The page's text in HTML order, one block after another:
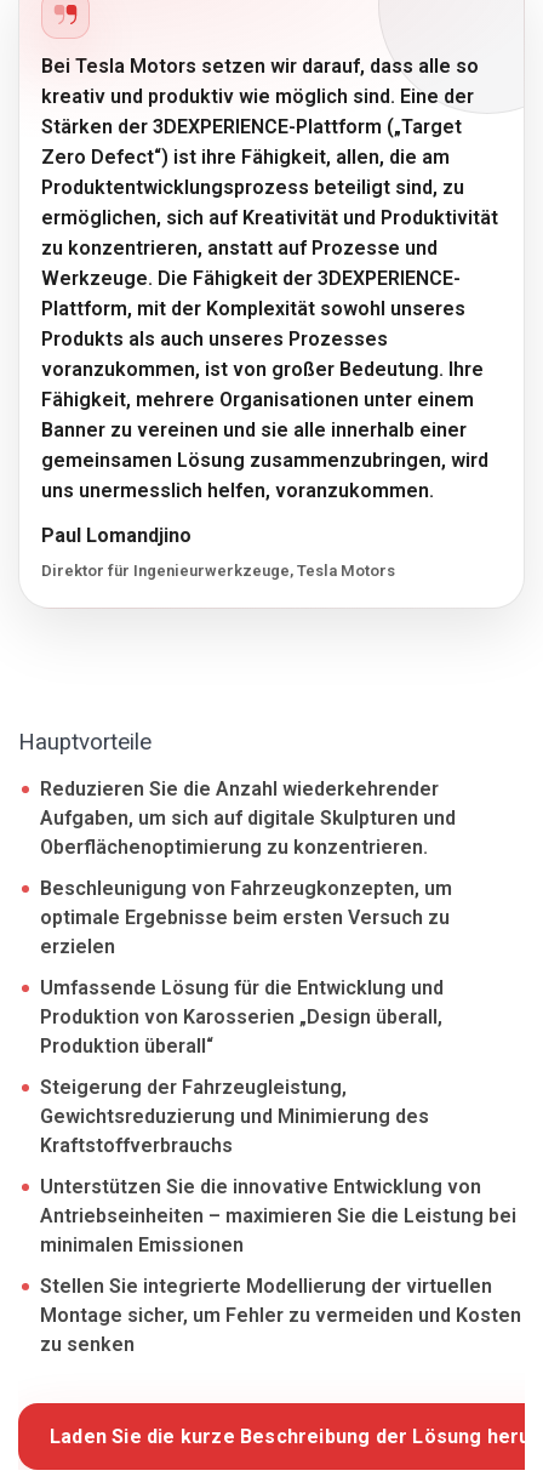
Bei Tesla Motors setzen wir darauf, dass alle so
kreativ und produktiv wie möglich sind. Eine der
Stärken der 3DEXPERIENCE-Plattform („Target
Zero Defect“) ist ihre Fähigkeit, allen, die am
Produktentwicklungsprozess beteiligt sind, zu
ermöglichen, sich auf Kreativität und Produktivität
zu konzentrieren, anstatt auf Prozesse und
Werkzeuge. Die Fähigkeit der 3DEXPERIENCE-
Plattform, mit der Komplexität sowohl unseres
Produkts als auch unseres Prozesses
voranzukommen, ist von großer Bedeutung. Ihre
Fähigkeit, mehrere Organisationen unter einem
Banner zu vereinen und sie alle innerhalb einer
gemeinsamen Lösung zusammenzubringen, wird
uns unermesslich helfen, voranzukommen.
Paul Lomandjino
Direktor für Ingenieurwerkzeuge, Tesla Motors
Hauptvorteile
Reduzieren Sie die Anzahl wiederkehrender
Aufgaben, um sich auf digitale Skulpturen und
Oberflächenoptimierung zu konzentrieren.
Beschleunigung von Fahrzeugkonzepten, um
optimale Ergebnisse beim ersten Versuch zu
erzielen
Umfassende Lösung für die Entwicklung und
Produktion von Karosserien „Design überall,
Produktion überall“
Steigerung der Fahrzeugleistung,
Gewichtsreduzierung und Minimierung des
Kraftstoffverbrauchs
Unterstützen Sie die innovative Entwicklung von
Antriebseinheiten – maximieren Sie die Leistung bei
minimalen Emissionen
Stellen Sie integrierte Modellierung der virtuellen
Montage sicher, um Fehler zu vermeiden und Kosten
zu senken
Laden Sie die kurze Beschreibung der Lösung